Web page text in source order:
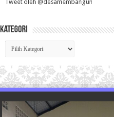
Tweet oleh @desamembangun
Kategori
Kategori